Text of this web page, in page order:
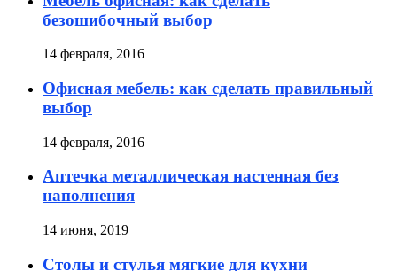
безошибочный выбор
14 февраля, 2016
Офисная мебель: как сделать правильный
выбор
14 февраля, 2016
Аптечка металлическая настенная без
наполнения
14 июня, 2019
Столы и стулья мягкие для кухни